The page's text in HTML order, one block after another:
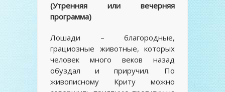
(Утренняя или вечерняя
программа)
Лошади – благородные,
грациозные животные, которых
человек много веков назад
обуздал и приручил. По
живописному Криту можно